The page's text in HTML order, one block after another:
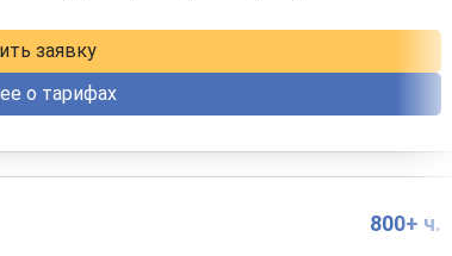
заявку
о тарифах
800+ ч.